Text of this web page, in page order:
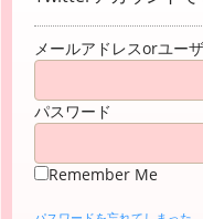
メールアドレスorユー
パスワード
Remember Me